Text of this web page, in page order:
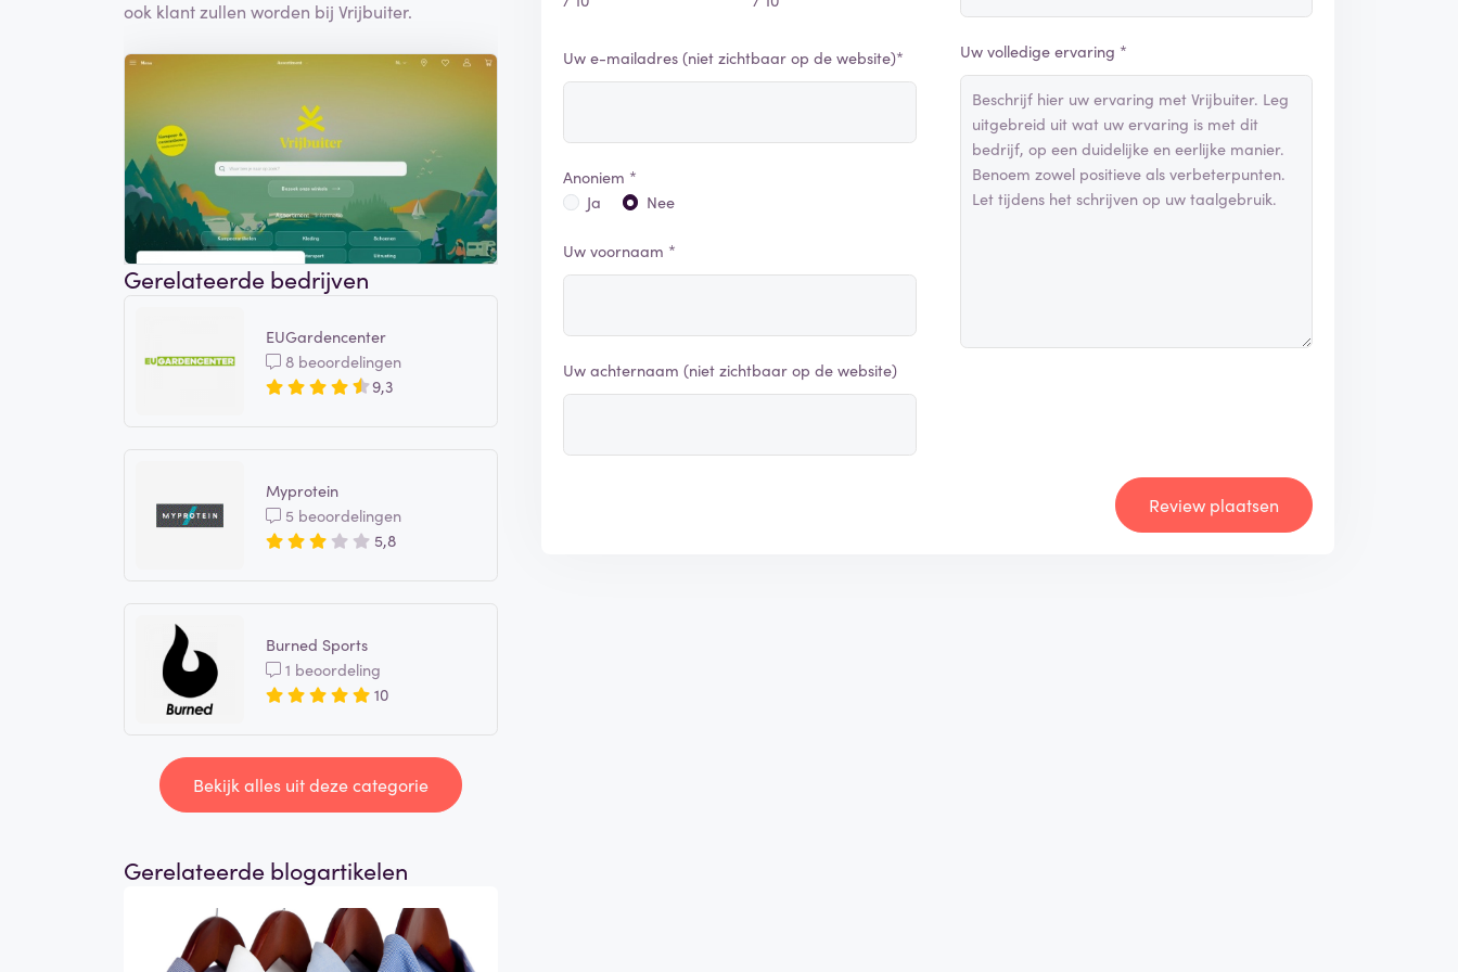
ook klant zullen worden bij Vrijbuiter.
Gerelateerde bedrijven
EUGardencenter
8 beoordelingen
9,3
Myprotein
5 beoordelingen
5,8
Burned Sports
1 beoordeling
10
Bekijk alles uit deze categorie
Gerelateerde blogartikelen
Uw e-mailadres (niet zichtbaar op de website)*
Anoniem *
Ja
Nee
Uw voornaam *
Uw achternaam (niet zichtbaar op de website)
Uw volledige ervaring *
Review plaatsen